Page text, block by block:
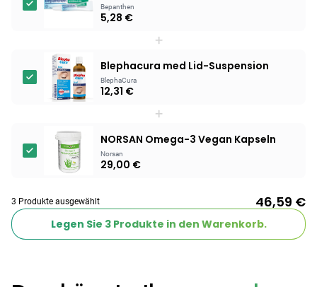
BEAUTY & PFLEGE
Linola Forte
Shampoo für
juckende, trockene
Schuppenflechte
neigende Kopfhaut
12,28 €
Vagisan Milchsäure
– Zäpfchen zur
pH-Wert-
12,89 € 17,47 €
Hametum
Hämorrhoidensalbe:
Bei Hämorrhoiden
12,04 € 12,95 € -7%
Bepanthen
5,28 €
+
Blephacura med Lid-Suspension
BlephaCura
12,31 €
+
NORSAN Omega-3 Vegan Kapseln
Norsan
29,00 €
3 Produkte ausgewählt 46,59 €
Legen Sie 3Produkte in den Warenkorb.